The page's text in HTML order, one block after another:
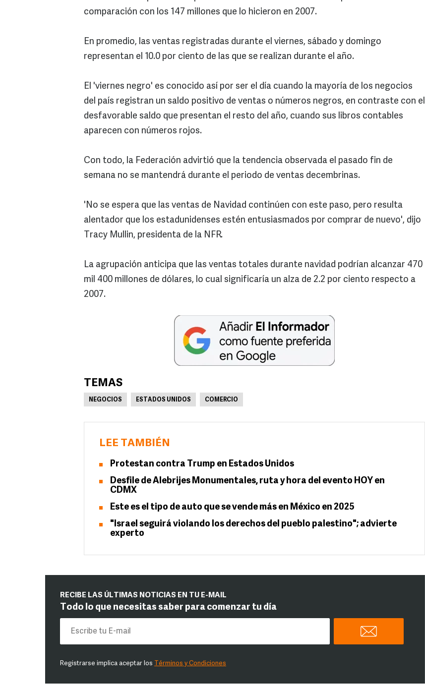
comparación con los 147 millones que lo hicieron en 2007.
En promedio, las ventas registradas durante el viernes, sábado y domingo
representan el 10.0 por ciento de las que se realizan durante el año.
El 'viernes negro' es conocido así por ser el día cuando la mayoría de los negocios
del país registran un saldo positivo de ventas o números negros, en contraste con el
desfavorable saldo que presentan el resto del año, cuando sus libros contables
aparecen con números rojos.
Con todo, la Federación advirtió que la tendencia observada el pasado fin de
semana no se mantendrá durante el periodo de ventas decembrinas.
'No se espera que las ventas de Navidad continúen con este paso, pero resulta
alentador que los estadunidenses estén entusiasmados por comprar de nuevo', dijo
Tracy Mullin, presidenta de la NFR.
La agrupación anticipa que las ventas totales durante navidad podrían alcanzar 470
mil 400 millones de dólares, lo cual significaría un alza de 2.2 por ciento respecto a
2007.
TEMAS
NEGOCIOS ESTADOS UNIDOS COMERCIO
LEE TAMBIÉN
Protestan contra Trump en Estados Unidos
Desfile de Alebrijes Monumentales, ruta y hora del evento HOY en
CDMX
Este es el tipo de auto que se vende más en México en 2025
"Israel seguirá violando los derechos del pueblo palestino"; advierte
experto
RECIBE LAS ÚLTIMAS NOTICIAS EN TU E-MAIL
Todo lo que necesitas saber para comenzar tu día
Registrarse implica aceptar los Términos y Condiciones